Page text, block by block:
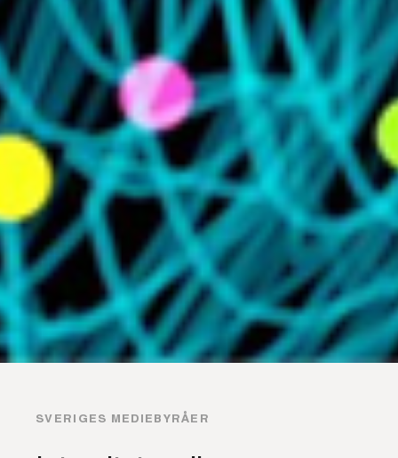
SVERIGES MEDIEBYRÅER